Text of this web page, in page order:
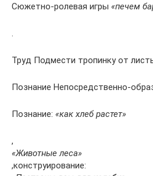
Сюжетно-ролевая игры «печем
.
Труд Подмести тропинку от
Познание Непосредственно-
Познание: «как хлеб растет»
,
«Животные леса»
,конструирование: